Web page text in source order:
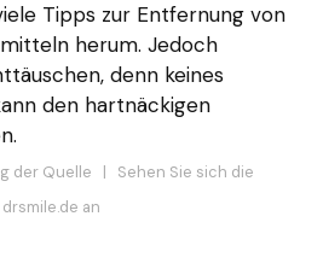
Tipps zur Entfernung von
herum. Jedoch
denn keines
den hartnäckigen
der Quelle | Sehen Sie sich die
an